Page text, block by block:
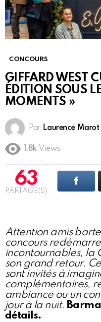
CONCOURS
GIFFARD WEST
ÉDITION SOUS
MOMENTS »
Par Laurence Marot
1.8k Views
63
PARTAGE(S)
Attention amis
concours
incontournables, la
son grand retour.
sont invités à
complémentaires,
ambiance ou un
jour à la nuit.
détails.